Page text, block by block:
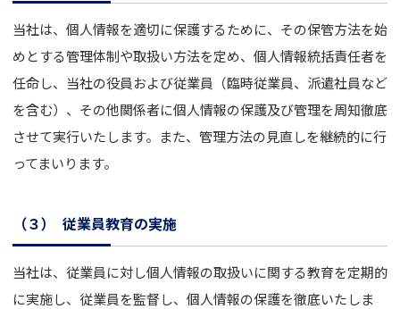
当社は、個人情報を適切に保護するために、その保管方法を始
めとする管理体制や取扱い方法を定め、個人情報統括責任者を
任命し、当社の役員および従業員（臨時従業員、派遣社員など
を含む）、その他関係者に個人情報の保護及び管理を周知徹底
させて実行いたします。また、管理方法の見直しを継続的に行
ってまいります。
（３） 従業員教育の実施
当社は、従業員に対し個人情報の取扱いに関する教育を定期的
に実施し、従業員を監督し、個人情報の保護を徹底いたしま